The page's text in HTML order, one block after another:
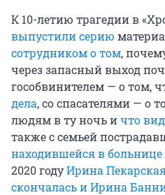
К 10-летию трагедии в
выпустили серию
сотрудником о том,
через запасный выход
гособвинителем — о том,
дела, со спасателями — о
людям в ту ночь ичто
также с семьей
находившейся в
2020 годуИрина
скончалась и Ирина